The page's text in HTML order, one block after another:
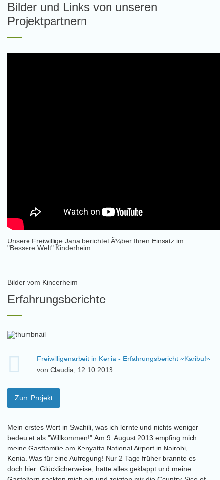
Bilder und Links von unseren
Projektpartnern
Unsere Freiwillige Jana berichtet Ã¼ber Ihren Einsatz im
"Bessere Welt" Kinderheim
Bilder vom Kinderheim
Erfahrungsberichte
Freiwilligenarbeit in Kenia - Erfahrungsbericht «Karibu!»
von Claudia, 12.10.2013
Zum Projekt
Mein erstes Wort in Swahili, was ich lernte und nichts weniger
bedeutet als "Willkommen!" Am 9. August 2013 empfing mich
meine Gastfamilie am Kenyatta National Airport in Nairobi,
Kenia. Was für eine Aufregung! Nur 2 Tage früher brannte es
doch hier. Glücklicherweise, hatte alles geklappt und meine